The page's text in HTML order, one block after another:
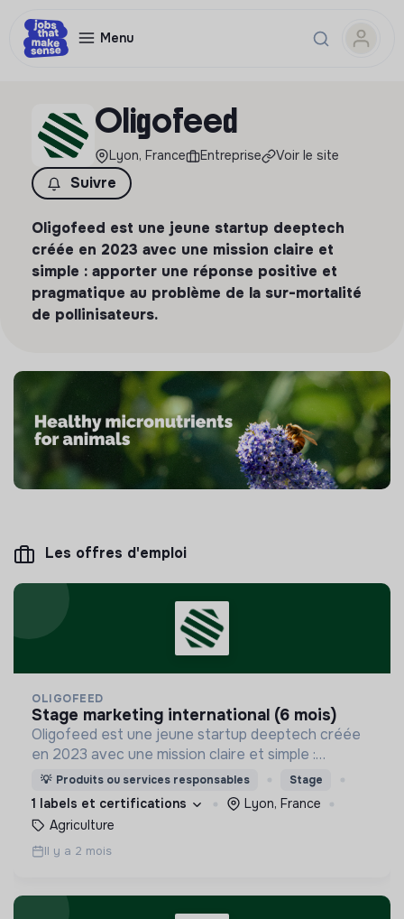
Menu
Oligofeed
Lyon, France Entreprise Voir le site
Suivre
Oligofeed est une jeune startup deeptech
créée en 2023 avec une mission claire et
simple : apporter une réponse positive et
pragmatique au problème de la sur-mortalité
de pollinisateurs.
Les offres d'emploi
OLIGOFEED
stage marketing international (6 mois)
Oligofeed est une jeune startup deeptech créée
en 2023 avec une mission claire et simple :
apporter une réponse positive et pragmatique au
problème de la sur-mortalité de pollinisateurs.
💡 Produits ou services responsables Stage
1 labels et certifications
Lyon, France
Agriculture
Il y a 2 mois